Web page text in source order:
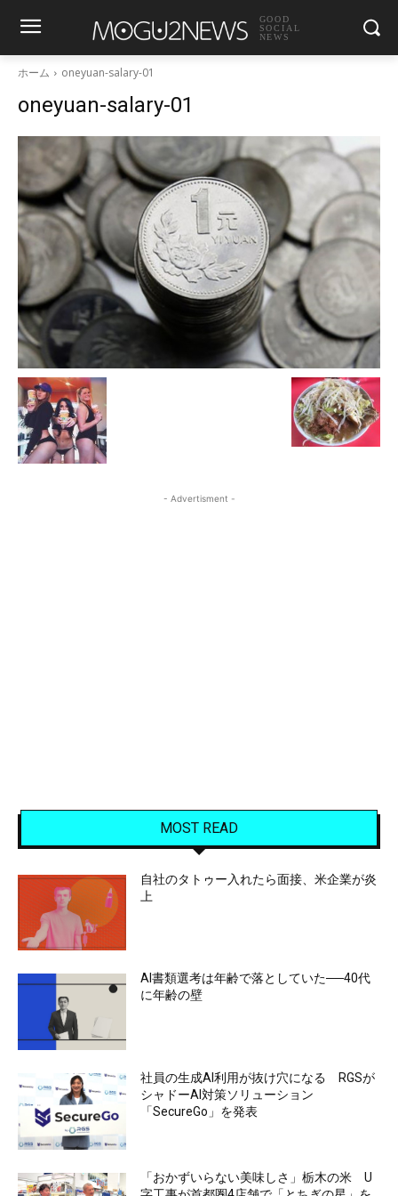
GOOD
SOCIAL
NEWS
ホーム oneyuan-salary-01
oneyuan-salary-01
- Advertisment -
MOST READ
自社のタトゥー入れたら面接、米企業が炎
上
AI書類選考は年齢で落としていた──40代
に年齢の壁
社員の生成AI利用が抜け穴になる RGSが
シャドーAI対策ソリューション
「SecureGo」を発表
「おかずいらない美味しさ」栃木の米 U